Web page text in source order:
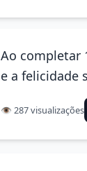
Ao completar
e a felicidade
👁️ 287 visualizações